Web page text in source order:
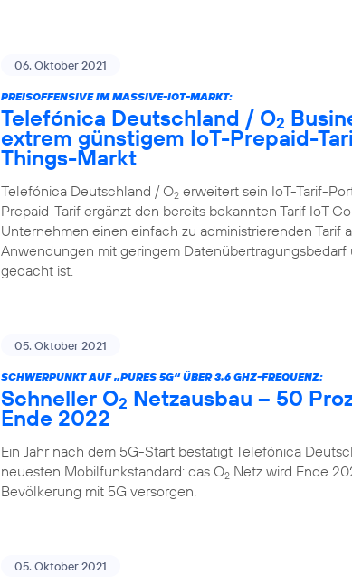
06. Oktober 2021
PREISOFFENSIVE IM MASSIVE-IOT-MARKT:
Telefónica Deutschland / O2
extrem günstigem IoT-Prepaid-
Things-Markt
Telefónica Deutschland / O2 erweitert sein IoT-Tarif-
Prepaid-Tarif ergänzt den bereits bekannten Tarif IoT
Unternehmen einen einfach zu administrierenden Tarif
Anwendungen mit geringem
gedacht ist.
05. Oktober 2021
SCHWERPUNKT AUF „PURES 5G“ ÜBER 3.6 GHZ-FREQUENZ:
Schneller O2 Netzausbau – 50
Ende 2022
Ein Jahr nach dem 5G-Start bestätigt Telefónica
neuesten Mobilfunkstandard: das O2 Netz wird Ende
Bevölkerung mit 5G versorgen.
05. Oktober 2021